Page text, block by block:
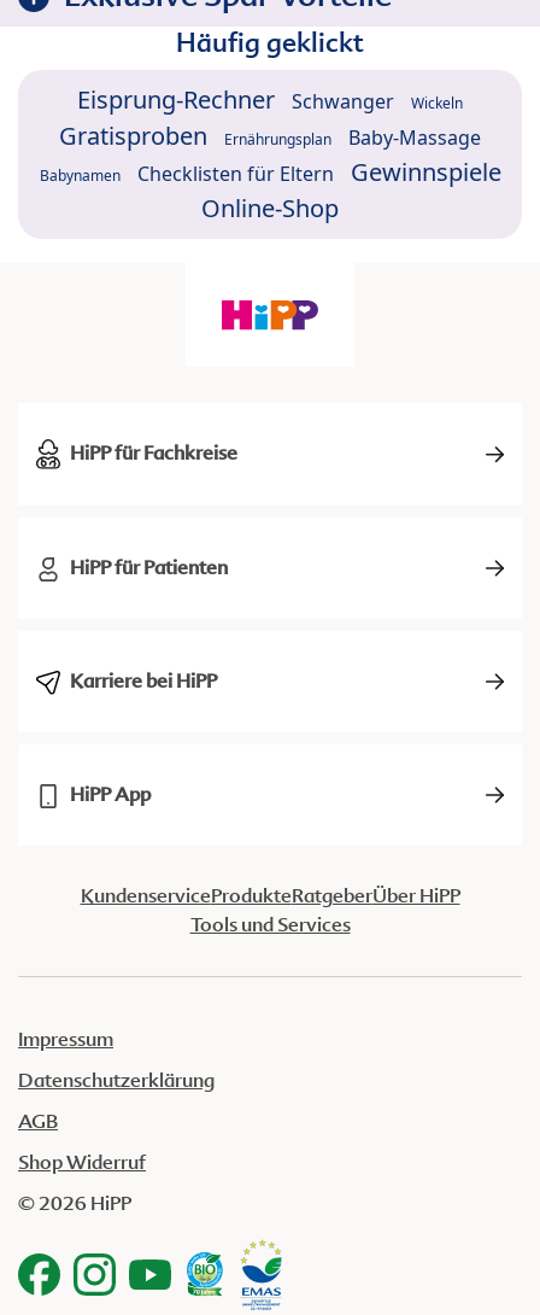
Häufig geklickt
Eisprung-Rechner Schwanger Wickeln
Gratisproben Ernährungsplan Baby-Massage
Babynamen Checklisten für Eltern
Gewinnspiele
Online-Shop
HiPP für Fachkreise
HiPP für Patienten
Karriere bei HiPP
HiPP App
KundenserviceProdukteRatgeberÜber HiPP
Tools und Services
Impressum
Datenschutzerklärung
AGB
Shop Widerruf
© 2026 HiPP